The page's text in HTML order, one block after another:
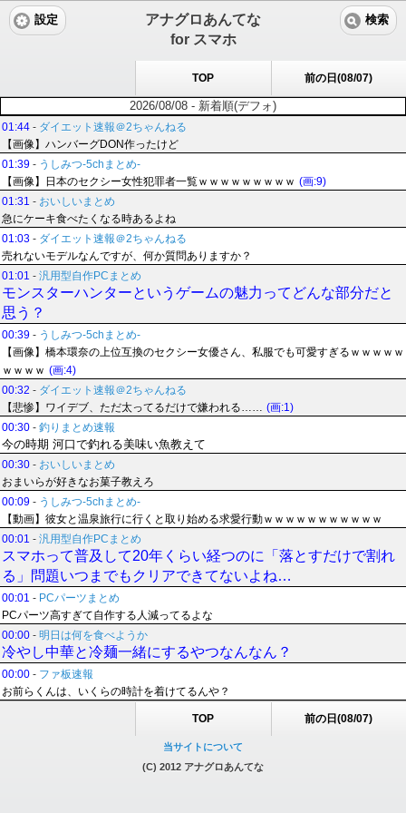
アナグロあんてな
for スマホ
設定 検索
TOP 前の日(08/07)
2026/08/08 - 新着順(デフォ)
01:44 - ダイエット速報＠2ちゃんねる
【画像】ハンバーグDON作ったけど
01:39 - うしみつ-5chまとめ-
【画像】日本のセクシー女性犯罪者一覧ｗｗｗｗｗｗｗｗｗ (画:9)
01:31 - おいしいまとめ
急にケーキ食べたくなる時あるよね
01:03 - ダイエット速報＠2ちゃんねる
売れないモデルなんですが、何か質問ありますか？
01:01 - 汎用型自作PCまとめ
モンスターハンターというゲームの魅力ってどんな部分だと
思う？
00:39 - うしみつ-5chまとめ-
【画像】橋本環奈の上位互換のセクシー女優さん、私服でも可愛すぎるｗｗｗｗｗ
ｗｗｗｗ (画:4)
00:32 - ダイエット速報＠2ちゃんねる
【悲惨】ワイデブ、ただ太ってるだけで嫌われる……
(画:1)
00:30 - 釣りまとめ速報
今の時期 河口で釣れる美味い魚教えて
00:30 - おいしいまとめ
おまいらが好きなお菓子教えろ
00:09 - うしみつ-5chまとめ-
【動画】彼女と温泉旅行に行くと取り始める求愛行動ｗｗｗｗｗｗｗｗｗｗｗ
00:01 - 汎用型自作PCまとめ
スマホって普及して20年くらい経つのに「落とすだけで割れ
る」問題いつまでもクリアできてないよね…
00:01 - PCパーツまとめ
PCパーツ高すぎて自作する人減ってるよな
00:00 - 明日は何を食べようか
冷やし中華と冷麺一緒にするやつなんなん？
00:00 - ファ板速報
お前らくんは、いくらの時計を着けてるんや？
TOP 前の日(08/07)
当サイトについて
(C) 2012 アナグロあんてな